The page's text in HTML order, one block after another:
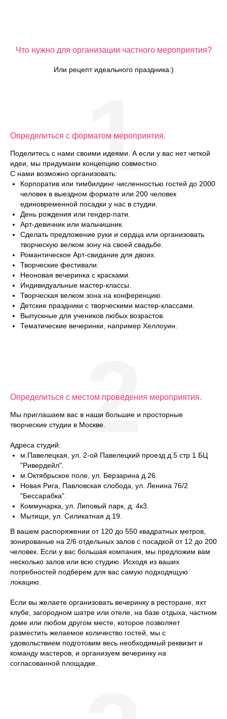
Что нужно для организации частного мероприятия?
Или рецепт идеального праздника:)
Определиться с форматом мероприятия.
Поделитесь с нами своими идеями. А если у вас нет четкой
идеи, мы придумаем концепцию совместно.
С нами возможно организовать:
Корпоратив или тимбилдинг численностью гостей до 2000
человек в выездном формате или 200 человек
единовременной посадки у нас в студии.
День рождения или гендер-пати.
Арт-девичник или мальчишник.
Сделать предложение руки и сердца или организовать
творческую велком зону на своей свадьбе.
Романтическое Арт-свидание для двоих.
Творческие фестивали.
Неоновая вечеринка с красками.
Индивидуальные мастер-классы.
Творческая велком зона на конференцию.
Детские праздники с творческими мастер-классами.
Выпускные для учеников любых возрастов.
Тематические вечеринки, например Хеллоуин.
1
Определиться с местом проведения мероприятия.
Мы приглашаем вас в наши большие и просторные
творческие студии в Москве.
Адреса студий:
м.Павелецкая, ул. 2-ой Павелецкий проезд д.5 стр 1 БЦ
"Ривердейл".
м.Октябрьское поле, ул. Берзарина д.26.
Новая Рига, Павловская слобода, ул. Ленина 76/2
"Бессарабка".
Коммунарка, ул. Липовый парк, д. 4к3.
Мытищи, ул. Силикатная д.19.
В вашем распоряжении от 120 до 550 квадратных метров,
зонированые на 2/6 отдельных залов с посадкой от 12 до 200
человек. Если у вас большая компания, мы предложим вам
несколько залов или всю студию. Исходя из ваших
потребностей подберем для вас самую подходящую
локацию.
Если вы желаете организовать вечеринку в ресторане, яхт
клубе, загородном шатре или отеле, на базе отдыха, частном
доме или любом другом месте, которое позволяет
разместить желаемое количество гостей, мы с
удовольствием подготовим весь необходимый реквизит и
команду мастеров, и организуем вечеринку на
согласованной площадке.
2